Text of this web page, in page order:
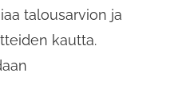
talousarvion ja
kautta.